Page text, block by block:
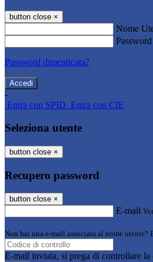
button close ×
Nome
Password
Password dimenticata?
-
Entra con SPID Entra con CIE
Seleziona utente
button close ×
Recupero password
button close ×
E-mail
Non hai una e-mail associata al nome
E-mail inviata, si prega di controllare la